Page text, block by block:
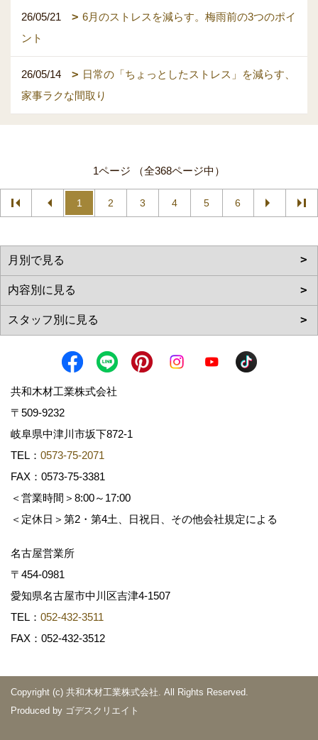
26/05/21
6月のストレスを減らす。梅雨前の3つのポイ
ント
26/05/14
日常の「ちょっとしたストレス」を減らす、
家事ラクな間取り
1ページ （全368ページ中）
1 2 3 4 5 6
共和木材工業株式会社
〒509-9232
岐阜県中津川市坂下872‐1
TEL： 0573-75-2071
FAX：0573-75-3381
＜営業時間＞8:00～17:00
＜定休日＞第2・第4土、日祝日、その他会社規定による
名古屋営業所
〒454-0981
愛知県名古屋市中川区吉津4-1507
TEL： 052-432-3511
FAX：052-432-3512
Copyright (c) 共和木材工業株式会社. All Rights Reserved.
Produced by ゴデスクリエイト